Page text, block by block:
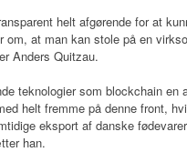
helt afgørende for at
om, at man kan stole på en
Anders Quitzau.
teknologier som blockchain en
helt fremme på denne front,
eksport af danske
han.